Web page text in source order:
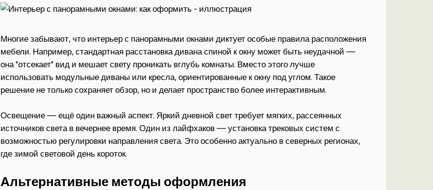
Многие забывают, что интерьер с панорамными окнами диктует особые правила расположения
мебели. Например, стандартная расстановка дивана спиной к окну может быть неудачной —
она "отсекает" вид и мешает свету проникать вглубь комнаты. Вместо этого лучше
использовать модульные диваны или кресла, ориентированные к окну под углом. Такое
решение не только сохраняет обзор, но и делает пространство более интерактивным.
Освещение — ещё один важный аспект. Яркий дневной свет требует мягких, рассеянных
источников света в вечернее время. Один из лайфхаков — установка трековых систем с
возможностью регулировки направления света. Это особенно актуально в северных регионах,
где зимой световой день короток.
Альтернативные методы оформления